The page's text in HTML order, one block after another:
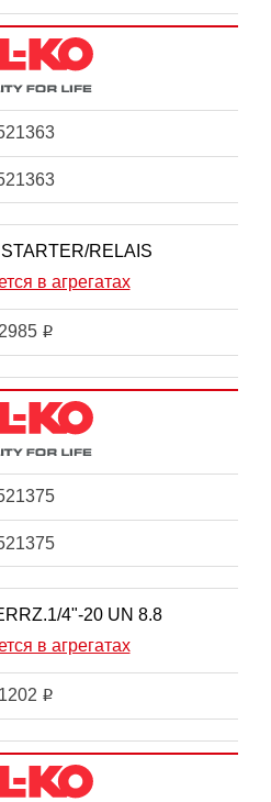
RELAIS
в агрегатах
2985 i
4"-20 UN 8.8
в агрегатах
1202 i